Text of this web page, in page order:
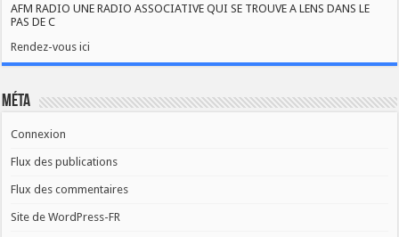
AFM RADIO UNE RADIO ASSOCIATIVE QUI SE TROUVE A LENS DANS LE
PAS DE C
Rendez-vous ici
Méta
Connexion
Flux des publications
Flux des commentaires
Site de WordPress-FR